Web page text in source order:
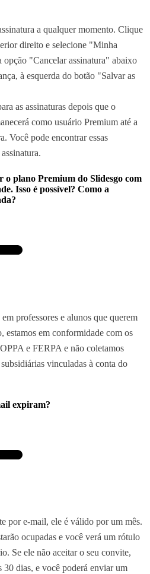
a qualquer momento. Clique
direito e selecione "Minha
opção "Cancelar assinatura" abaixo
à esquerda do botão "Salvar as
as assinaturas depois que o
como usuário Premium até a
Você pode encontrar essas
o plano Premium do Slidesgo com
Isso é possível? Como a
professores e alunos que querem
estamos em conformidade com os
e FERPA e não coletamos
vinculadas à conta do
expiram?
por e-mail, ele é válido por um mês.
ocupadas e você verá um rótulo
Se ele não aceitar o seu convite,
30 dias, e você poderá enviar um